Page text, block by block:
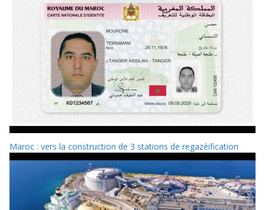
Maroc : vers la construction de 3 stations de regazéification